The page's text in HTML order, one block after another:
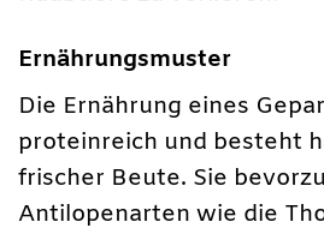
Ernährungsmuster
Die Ernährung eines
proteinreich und besteht
frischer Beute. Sie
Antilopenarten wie die